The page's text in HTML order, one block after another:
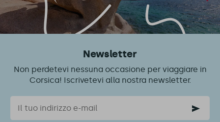
Newsletter
Non perdetevi nessuna occasione per viaggiare in
Corsica! Iscrivetevi alla nostra newsletter.
Email